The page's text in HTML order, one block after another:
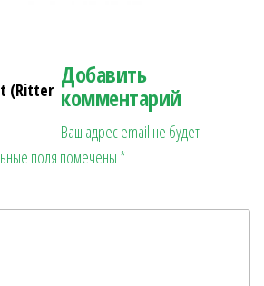
записям
(Ritter
Добавить
комментарий
Ваш адрес email не будет
поля помечены *